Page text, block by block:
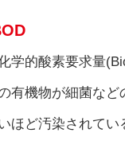
学的酸素要求量
有機物が細菌な
ほど汚染されてい